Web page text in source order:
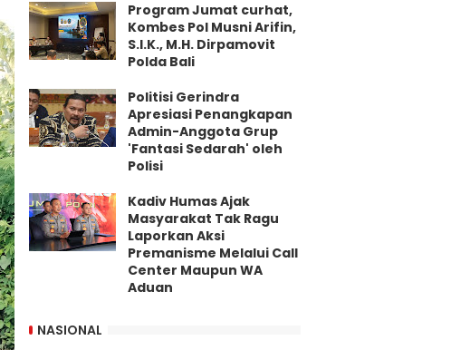
Program Jumat curhat,
Kombes Pol Musni Arifin,
S.I.K., M.H. Dirpamovit
Polda Bali
Politisi Gerindra
Apresiasi Penangkapan
Admin-Anggota Grup
'Fantasi Sedarah' oleh
Polisi
Kadiv Humas Ajak
Masyarakat Tak Ragu
Laporkan Aksi
Premanisme Melalui Call
Center Maupun WA
Aduan
NASIONAL